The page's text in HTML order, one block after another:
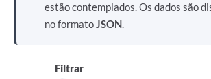
estão contemplados. Os dados são
no formatoJSON.
Filtrar